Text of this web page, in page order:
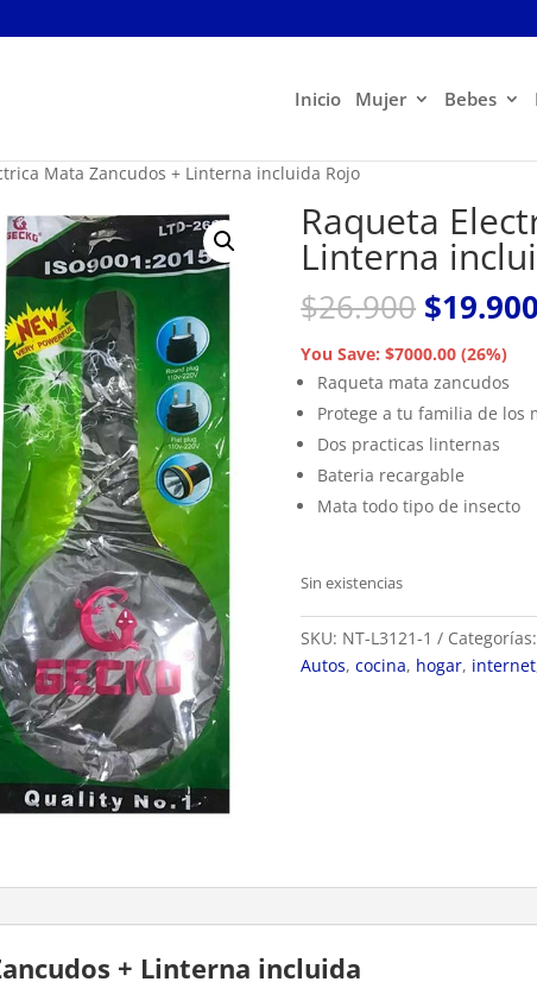
Inicio Mujer Bebes
Mata Zancudos + Linterna incluida Rojo
Raqueta
Linterna
$26.900 El
precio
original
era:
$19.900
You Save: $7000.00 (26%)
Raqueta mata zancudos
Protege a tu familia de los
Dos practicas linternas
Bateria recargable
Mata todo tipo de insecto
Sin existencias
SKU: NT-L3121-1 Categorías:
Autos,cocina, hogar, internet
+ Linterna incluida